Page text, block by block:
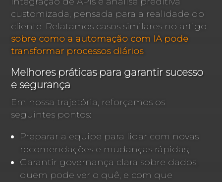
customizada, pensada para a realidade do
cliente. Relatamos casos similares no artigo
sobre como a automação com IA pode
transformar processos diários.
Melhores práticas para garantir sucesso
e segurança
Em nossa trajetória, reforçamos os
seguintes pontos:
Preparar a equipe para lidar com novas
recomendações e mudanças rápidas;
Garantir governança clara sobre dados,
quem pode ver o quê, e com que